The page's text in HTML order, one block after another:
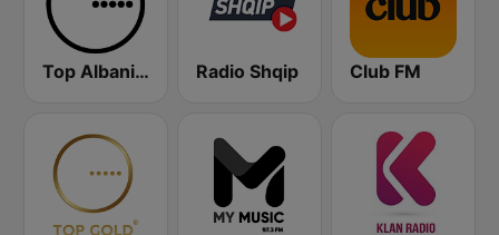
Top Albania Radio Radio Shqip Club FM